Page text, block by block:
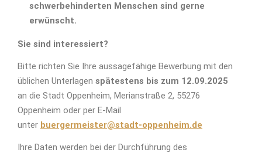
schwerbehinderten Menschen sind gerne
erwünscht.
Sie sind interessiert?
Bitte richten Sie Ihre aussagefähige Bewerbung mit den
üblichen Unterlagen spätestens bis zum 12.09.2025
an die Stadt Oppenheim, Merianstraße 2, 55276
Oppenheim oder per E-Mail
unter buergermeister@stadt-oppenheim.de
Ihre Daten werden bei der Durchführung des